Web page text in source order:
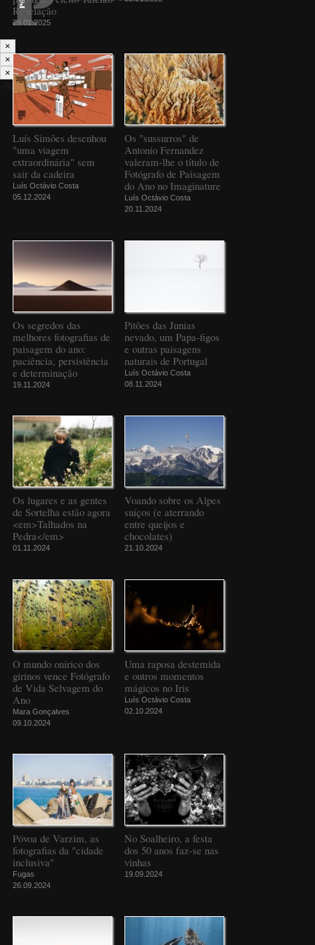
Revelação
29.01.2025
Luís Simões desenhou
"uma viagem
extraordinária" sem
sair da cadeira
Luís Octávio Costa
05.12.2024
Os "sussurros" de
Antonio Fernandez
valeram-lhe o título de
Fotógrafo de Paisagem
do Ano no Imaginature
Luís Octávio Costa
20.11.2024
Os segredos das
melhores fotografias de
paisagem do ano:
paciência, persistência
e determinação
19.11.2024
Pitões das Junias
nevado, um Papa-figos
e outras paisagens
naturais de Portugal
Luís Octávio Costa
08.11.2024
Os lugares e as gentes
de Sortelha estão agora
<em>Talhados na
Pedra</em>
01.11.2024
Voando sobre os Alpes
suíços (e aterrando
entre queijos e
chocolates)
21.10.2024
O mundo onírico dos
girinos vence Fotógrafo
de Vida Selvagem do
Ano
Mara Gonçalves
09.10.2024
Uma raposa destemida
e outros momentos
mágicos no Iris
Luís Octávio Costa
02.10.2024
Póvoa de Varzim, as
fotografias da "cidade
inclusiva"
Fugas
26.09.2024
No Soalheiro, a festa
dos 50 anos faz-se nas
vinhas
19.09.2024
×
×
×
--%>